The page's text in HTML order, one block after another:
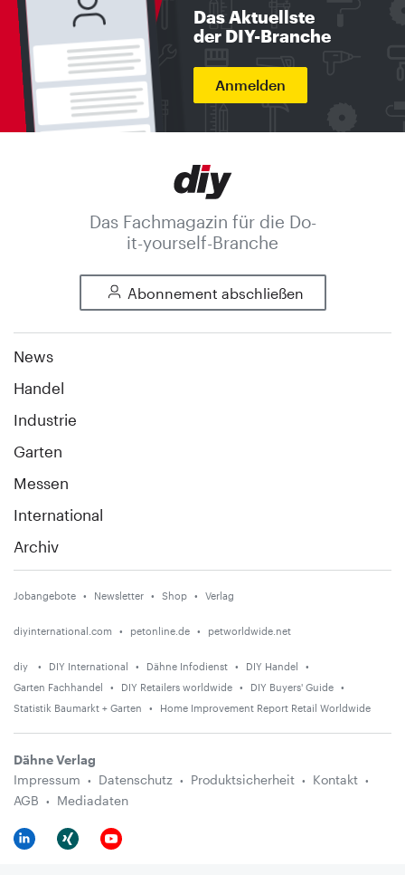
Das Aktuellste
der DIY-Branche
Anmelden
Das Fachmagazin für die Do-
it-yourself-Branche
Abonnement abschließen
News
Handel
Industrie
Garten
Messen
International
Archiv
Jobangebote Newsletter Shop Verlag
diyinternational.com petonline.de petworldwide.net
diy DIY International Dähne Infodienst
DIY Handel
Garten Fachhandel
DIY Retailers worldwide
DIY Buyers' Guide
Statistik Baumarkt + Garten
Home Improvement Report Retail Worldwide
Dähne Verlag
Impressum
Datenschutz Produktsicherheit
Kontakt
AGB
Mediadaten